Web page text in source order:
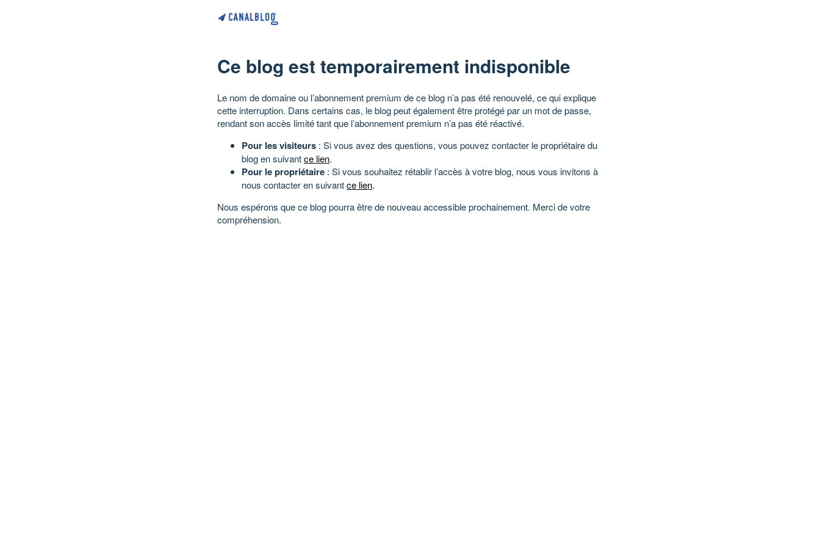
Ce blog est temporairement indisponible
Le nom de domaine ou l’abonnement premium de ce blog n’a pas été renouvelé, ce qui explique
cette interruption. Dans certains cas, le blog peut également être protégé par un mot de passe,
rendant son accès limité tant que l’abonnement premium n’a pas été réactivé.
Pour les visiteurs : Si vous avez des questions, vous pouvez contacter le propriétaire du
blog en suivantce lien.
Pour le propriétaire : Si vous souhaitez rétablir l’accès à votre blog, nous vous invitons à
nous contacter en suivantce lien.
Nous espérons que ce blog pourra être de nouveau accessible prochainement. Merci de votre
compréhension.